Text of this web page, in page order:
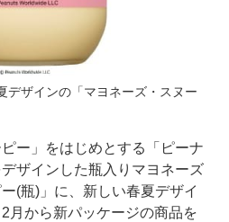
デザインの「マヨネーズ・スヌー
ー」をはじめとする「ピーナ
ザインした瓶入りマヨネーズ
(瓶)」に、新しい春夏デザイ
月から新パッケージの商品を